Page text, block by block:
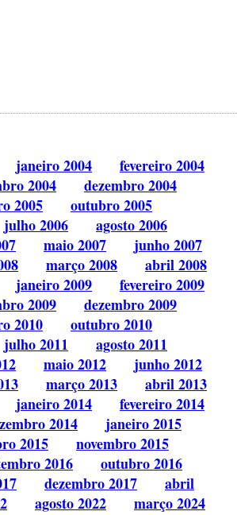
janeiro 2004
fevereiro 2004
2004
dezembro 2004
2005
outubro 2005
julho 2006
agosto 2006
maio 2007
junho 2007
março 2008
abril 2008
janeiro 2009
fevereiro 2009
2009
dezembro 2009
2010
outubro 2010
julho 2011
agosto 2011
maio 2012
junho 2012
março 2013
abril 2013
janeiro 2014
fevereiro 2014
2014
janeiro 2015
2015
novembro 2015
2016
outubro 2016
dezembro 2017
abril
agosto 2022
março 2024